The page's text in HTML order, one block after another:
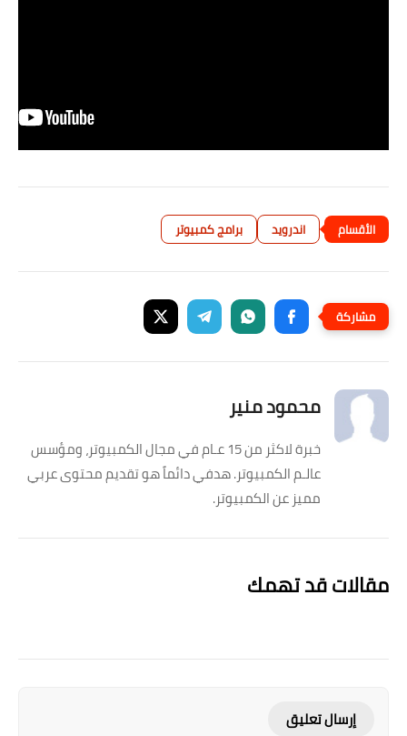
اندرويد برامج كمبيوتر
محمود منير
خبرة لاكثر من 15 عـام في مجال الكمبيوتر، ومؤسس
عالـم الكمبيوتر. هدفي دائماً هو تقديم محتوى عربي
مميز عن الكمبيوتر.
مقالات قد تهمك
إرسال تعليق